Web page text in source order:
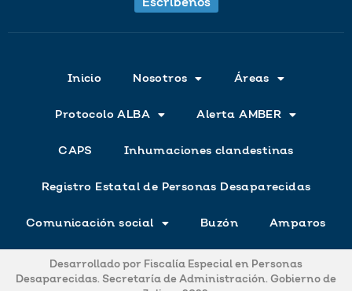
Inicio Nosotros Áreas
Protocolo ALBA Alerta AMBER
CAPS Inhumaciones clandestinas
Registro Estatal de Personas Desaparecidas
Comunicación social Buzón Amparos
Desarrollado por Fiscalía Especial en Personas
Desaparecidas. Secretaría de Administración. Gobierno de